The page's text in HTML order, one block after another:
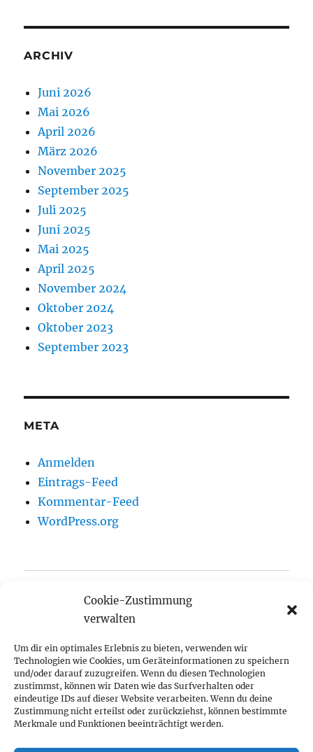
Cookie-Zustimmung
verwalten
Um dir ein optimales Erlebnis zu bieten, verwenden wir
Technologien wie Cookies, um Geräteinformationen zu speichern
und/oder darauf zuzugreifen. Wenn du diesen Technologien
zustimmst, können wir Daten wie das Surfverhalten oder
eindeutige IDs auf dieser Website verarbeiten. Wenn du deine
Zustimmung nicht erteilst oder zurückziehst, können bestimmte
Merkmale und Funktionen beeinträchtigt werden.
ARCHIV
Juni 2026
Mai 2026
April 2026
März 2026
November 2025
September 2025
Juli 2025
Juni 2025
Mai 2025
April 2025
November 2024
Oktober 2024
Oktober 2023
September 2023
META
Anmelden
Eintrags-Feed
Kommentar-Feed
WordPress.org
Anger-Crottendorfer Anzeiger
Termine
öffnen
Initiativen